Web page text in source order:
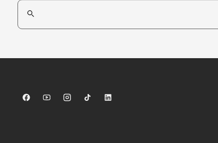
Suchfeld
Sparkasse auf Facebook
Sparkasse auf Youtube
Sparkasse auf Instagram
Sparkasse auf TikTok
Sparkasse auf LinkedIn